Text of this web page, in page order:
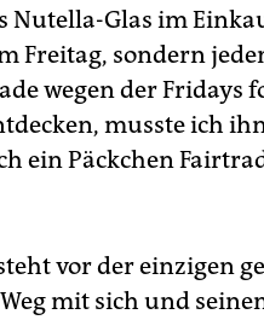
Nutella-Glas im
Freitag, sondern
wegen der Fridays
musste ich
ein Päckchen
vor der einzigen
mit sich und